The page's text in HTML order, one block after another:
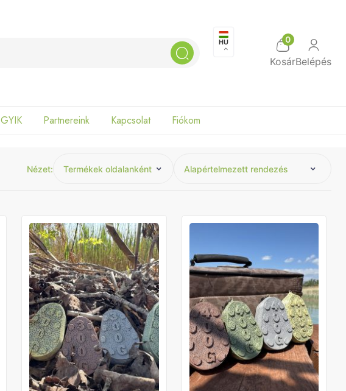
Search
0
KosárBelépés
GYIK Partnereink Kapcsolat Fiókom
Nézet:
HU